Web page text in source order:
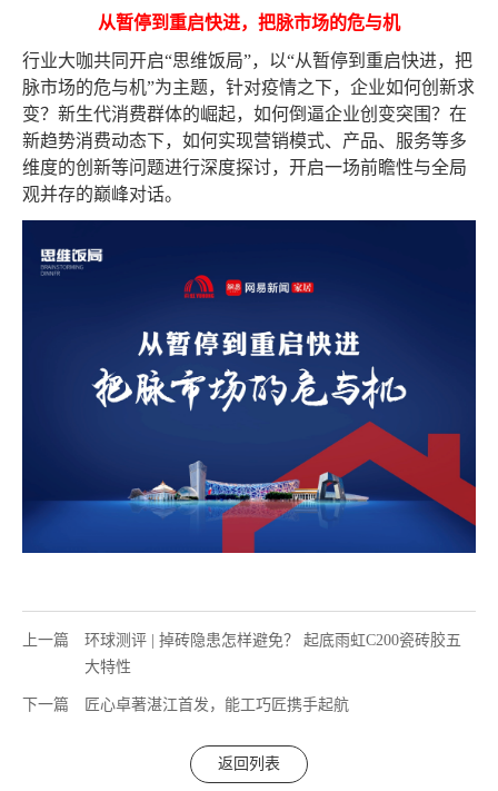
从暂停到重启快进，把脉市场的危与机
行业大咖共同开启“思维饭局”，以“从暂停到重启快进，把
脉市场的危与机”为主题，针对疫情之下，企业如何创新求
变？新生代消费群体的崛起，如何倒逼企业创变突围？在
新趋势消费动态下，如何实现营销模式、产品、服务等多
维度的创新等问题进行深度探讨，开启一场前瞻性与全局
观并存的巅峰对话。
上一篇
环球测评 | 掉砖隐患怎样避免？ 起底雨虹C200瓷砖胶五
大特性
下一篇 匠心卓著湛江首发，能工巧匠携手起航
返回列表